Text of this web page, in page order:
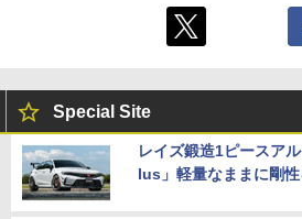
Special Site
レイズ鍛造1ピースア
lus」軽量なままに剛